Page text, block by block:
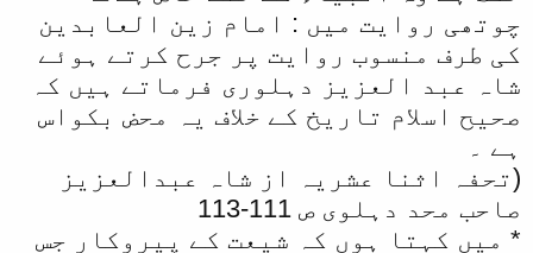
چوتھی روایت میں : امام زین العابدین
کی طرف منسوب روایت پر جرح کرتے ہوئے
شاہ عبد العزیز دہلوری فرماتے ہیں کہ
صحیح اسلام تاریخ کے خلاف یہ محض بکواس
ہے ۔
(تحفہ اثنا عشریہ از شاہ عبدالعزیز
صاحب محد دہلوی ص 111-113
* میں کہتا ہوں کہ شیعت کے پیروکار جس